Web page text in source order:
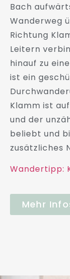
Bach
Wanderweg
Richtung
Leitern
hinauf zu
ist ein
Klamm ist
und der
beliebt und
zusätzliches
Wandertipp:
Mehr